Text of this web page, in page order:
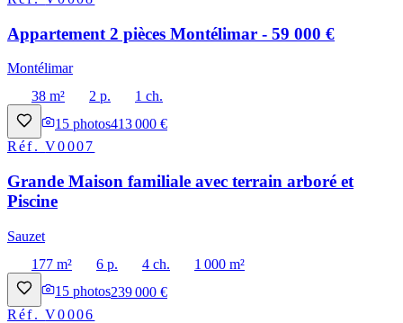
Appartement 2 pièces Montélimar - 59 000 €
Montélimar
38 m²
2 p.
1 ch.
15 photos413 000 €
Réf.V0007
Grande Maison familiale avec terrain arboré et
Piscine
Sauzet
177 m²
6 p. 4 ch.
1 000 m²
15 photos239 000 €
Réf.V0006